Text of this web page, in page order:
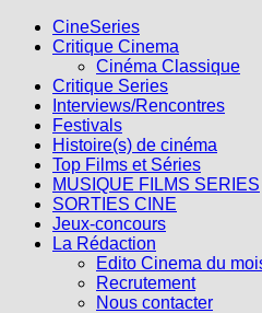
CineSeries
Critique Cinema
Cinéma Classique
Critique Series
Interviews/Rencontres
Festivals
Histoire(s) de cinéma
Top Films et Séries
MUSIQUE FILMS SERIES
SORTIES CINE
Jeux-concours
La Rédaction
Edito Cinema du
Recrutement
Nous contacter